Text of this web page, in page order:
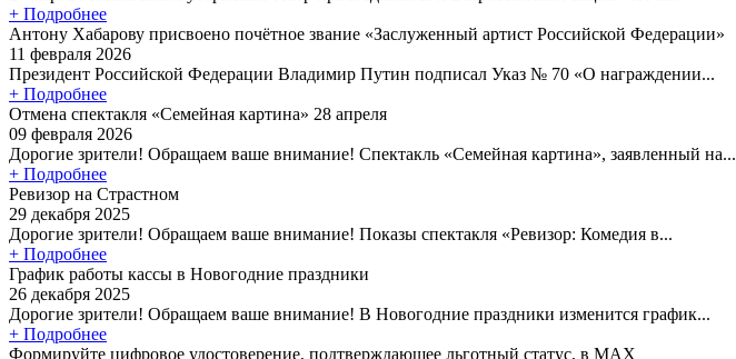
+ Подробнее
Антону Хабарову присвоено почётное звание «Заслуженный артист Российской Федерации»
11 февраля 2026
Президент Российской Федерации Владимир Путин подписал Указ № 70 «О награждении...
+ Подробнее
Отмена спектакля «Семейная картина» 28 апреля
09 февраля 2026
Дорогие зрители! Обращаем ваше внимание! Спектакль «Семейная картина», заявленный на...
+ Подробнее
Ревизор на Страстном
29 декабря 2025
Дорогие зрители! Обращаем ваше внимание! Показы спектакля «Ревизор: Комедия в...
+ Подробнее
График работы кассы в Новогодние праздники
26 декабря 2025
Дорогие зрители! Обращаем ваше внимание! В Новогодние праздники изменится график...
+ Подробнее
Формируйте цифровое удостоверение, подтверждающее льготный статус, в МАХ